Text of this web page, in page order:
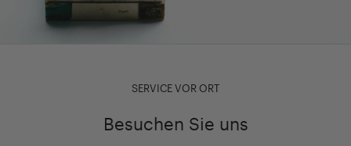
SERVICE VOR ORT
Besuchen Sie uns